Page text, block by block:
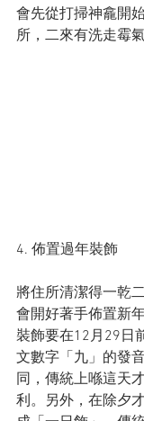
會先從打掃神龕開
所，二來有洗走霉
4. 佈置過年裝飾
將住所清潔得一乾
會開好著手佈置新
裝飾要在12月29日
文數字「九」的發
同，傳統上喺這天
利。另外，在除夕